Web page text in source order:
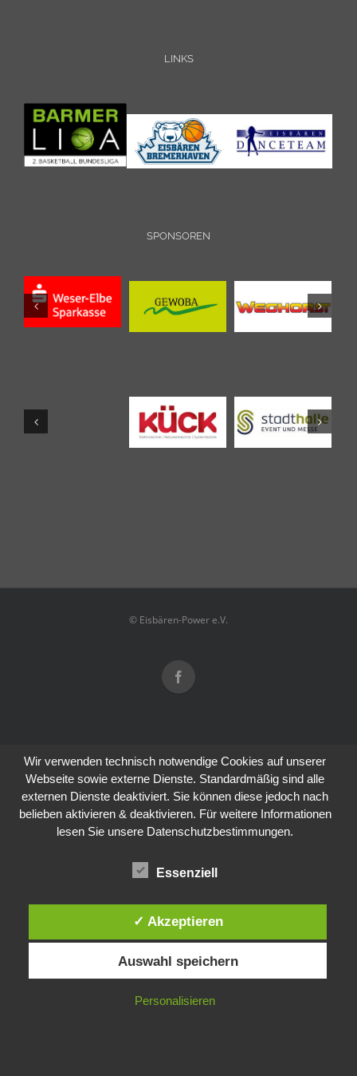
LINKS
SPONSOREN
© Eisbären-Power e.V.
Wir verwenden technisch notwendige Cookies auf unserer
Webseite sowie externe Dienste. Standardmäßig sind alle
externen Dienste deaktiviert. Sie können diese jedoch nach
belieben aktivieren & deaktivieren. Für weitere Informationen
lesen Sie unsere Datenschutzbestimmungen.
Essenziell
✓ Akzeptieren
Auswahl speichern
Personalisieren